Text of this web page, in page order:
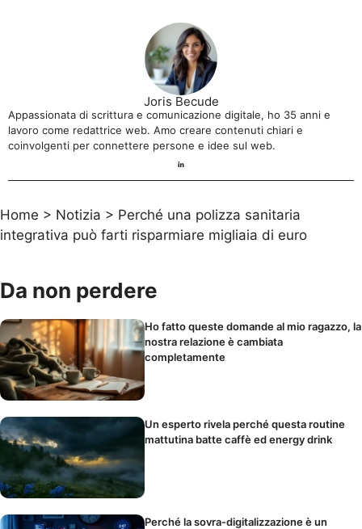
Joris Becude
Appassionata di scrittura e comunicazione digitale, ho 35 anni e
lavoro come redattrice web. Amo creare contenuti chiari e
coinvolgenti per connettere persone e idee sul web.
Home > Notizia > Perché una polizza sanitaria
integrativa può farti risparmiare migliaia di euro
Da non perdere
Ho fatto queste domande al mio ragazzo, la
nostra relazione è cambiata
completamente
Un esperto rivela perché questa routine
mattutina batte caffè ed energy drink
Perché la sovra-digitalizzazione è un